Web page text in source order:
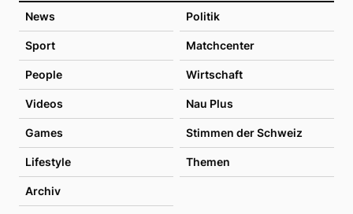
News Politik
Sport Matchcenter
People Wirtschaft
Videos Nau Plus
Games Stimmen der Schweiz
Lifestyle Themen
Archiv